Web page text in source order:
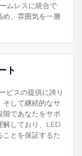
ムレスに統合で
め、雰囲気を一層
ト
ビスの提供に誇り
そして継続的なサ
であなたをサポ
解しており、LED
とを保証するた